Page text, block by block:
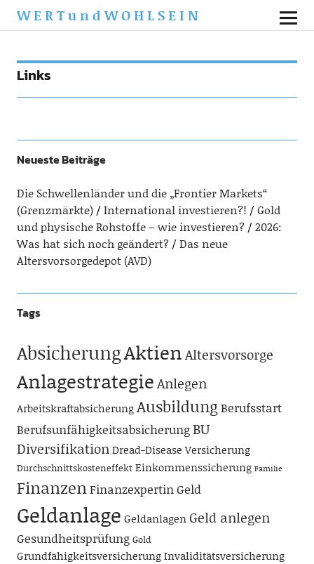
WERTundWOHLSEIN
Links
Neueste Beiträge
Die Schwellenländer und die „Frontier Markets“
(Grenzmärkte)
International investieren?!
Gold
und physische Rohstoffe – wie investieren?
2026:
Was hat sich noch geändert?
Das neue
Altersvorsorgedepot (AVD)
Tags
AbsicherungAktienAltersvorsorge
AnlagestrategieAnlegen
ArbeitskraftabsicherungAusbildung Berufsstart
BerufsunfähigkeitsabsicherungBU
DiversifikationDread-Disease Versicherung
Durchschnittskosteneffekt Einkommenssicherung Familie
FinanzenFinanzexpertinGeld
Geldanlage Geldanlagen Geld anlegen
Gesundheitsprüfung Gold
GrundfähigkeitsversicherungInvaliditätsversicherung